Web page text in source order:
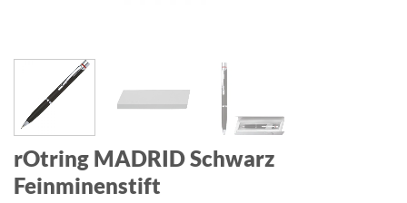
rOtring MADRID Schwarz
Feinminenstift